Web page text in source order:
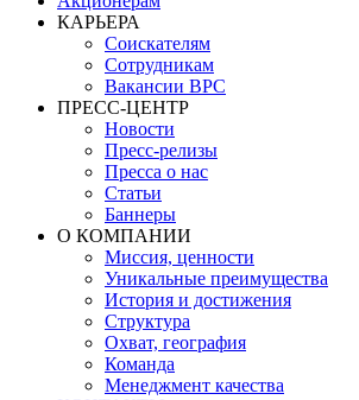
КАРЬЕРА
Соискателям
Сотрудникам
Вакансии BPC
ПРЕСС-ЦЕНТР
Новости
Пресс-релизы
Пресса о нас
Статьи
Баннеры
О КОМПАНИИ
Миссия, ценности
Уникальные преимущества
История и достижения
Структура
Охват, география
Команда
Менеджмент качества